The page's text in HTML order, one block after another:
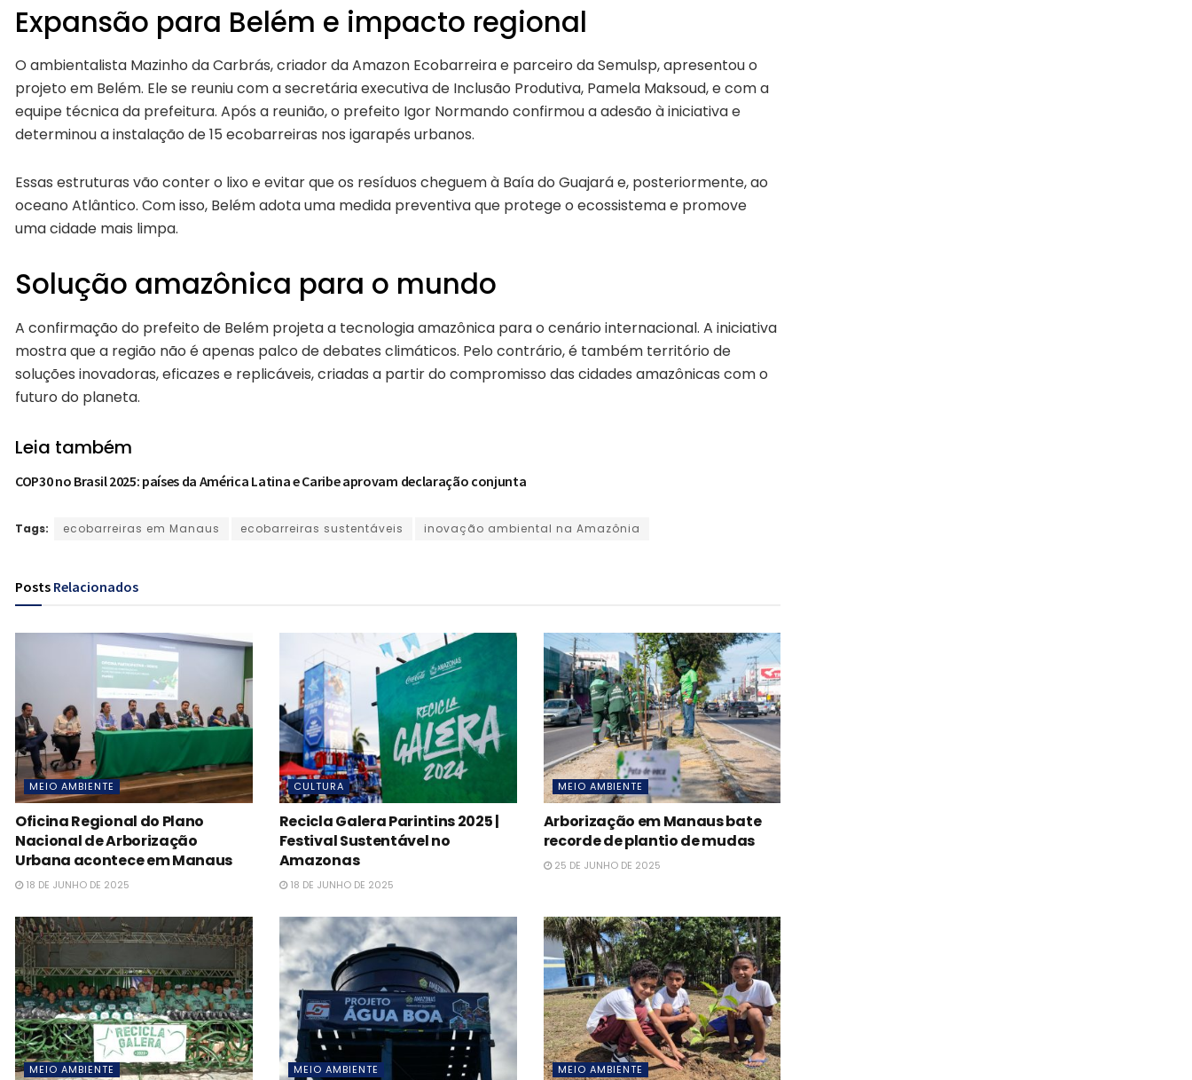
Expansão para Belém e impacto regional
O ambientalista Mazinho da Carbrás, criador da Amazon Ecobarreira e parceiro da Semulsp, apresentou o
projeto em Belém. Ele se reuniu com a secretária executiva de Inclusão Produtiva, Pamela Maksoud, e com a
equipe técnica da prefeitura. Após a reunião, o prefeito Igor Normando confirmou a adesão à iniciativa e
determinou a instalação de 15 ecobarreiras nos igarapés urbanos.
Essas estruturas vão conter o lixo e evitar que os resíduos cheguem à Baía do Guajará e, posteriormente, ao
oceano Atlântico. Com isso, Belém adota uma medida preventiva que protege o ecossistema e promove
uma cidade mais limpa.
Solução amazônica para o mundo
A confirmação do prefeito de Belém projeta a tecnologia amazônica para o cenário internacional. A iniciativa
mostra que a região não é apenas palco de debates climáticos. Pelo contrário, é também território de
soluções inovadoras, eficazes e replicáveis, criadas a partir do compromisso das cidades amazônicas com o
futuro do planeta.
Leia também
COP30 no Brasil 2025: países da América Latina e Caribe aprovam declaração conjunta
Tags: ecobarreiras em Manaus ecobarreiras sustentáveis inovação ambiental na Amazônia
Posts Relacionados
MEIO AMBIENTE
Oficina Regional do Plano
Nacional de Arborização
Urbana acontece em Manaus
18 DE JUNHO DE 2025
CULTURA
Recicla Galera Parintins 2025 |
Festival Sustentável no
Amazonas
18 DE JUNHO DE 2025
MEIO AMBIENTE
Arborização em Manaus bate
recorde de plantio de mudas
25 DE JUNHO DE 2025
MEIO AMBIENTE MEIO AMBIENTE MEIO AMBIENTE